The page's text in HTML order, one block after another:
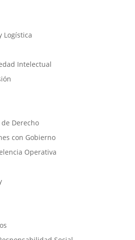
Logística
Intelectual
Derecho
con Gobierno
Operativa